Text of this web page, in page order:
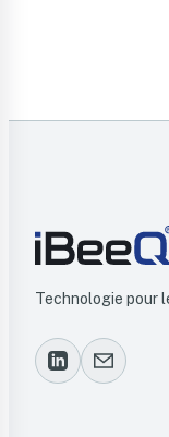
Technologie pour